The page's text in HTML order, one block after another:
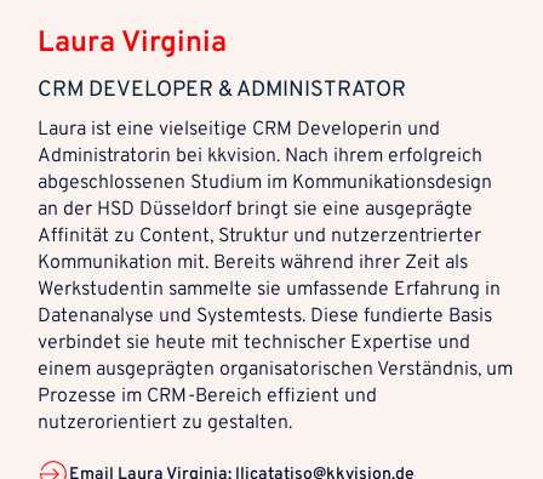
Laura Virginia
CRM DEVELOPER & ADMINISTRATOR
Laura ist eine vielseitige CRM Developerin und
Administratorin bei kkvision. Nach ihrem erfolgreich
abgeschlossenen Studium im Kommunikationsdesign
an der HSD Düsseldorf bringt sie eine ausgeprägte
Affinität zu Content, Struktur und nutzerzentrierter
Kommunikation mit. Bereits während ihrer Zeit als
Werkstudentin sammelte sie umfassende Erfahrung in
Datenanalyse und Systemtests. Diese fundierte Basis
verbindet sie heute mit technischer Expertise und
einem ausgeprägten organisatorischen Verständnis, um
Prozesse im CRM-Bereich effizient und
nutzerorientiert zu gestalten.
Email Laura Virginia: llicatatiso@kkvision.de